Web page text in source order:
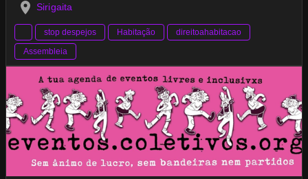
Sirigaita
stop despejos Habitação
direitoahabitacao
Assembleia